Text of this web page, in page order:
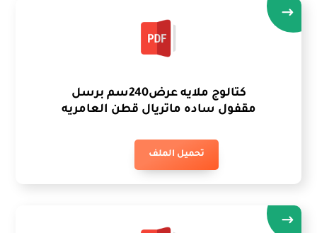
كتالوج ملايه عرض240سم برسل
مقفول ساده ماتريال قطن العامريه
تحميل الملف